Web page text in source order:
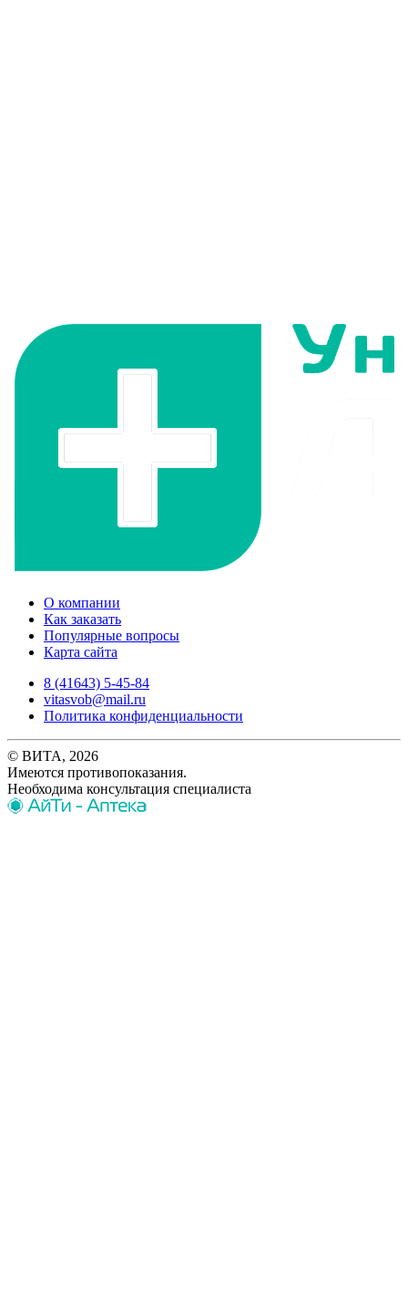
О компании
Как заказать
Популярные вопросы
Карта сайта
8 (41643) 5-45-84
vitasvob@mail.ru
Политика конфиденциальности
© ВИТА, 2026
Имеются противопоказания.
Необходима консультация специалиста